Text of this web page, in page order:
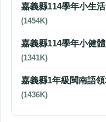
嘉義縣114學年小生
(1454K)
嘉義縣114學年小健
(1341K)
嘉義縣1年級閩南語
(1436K)